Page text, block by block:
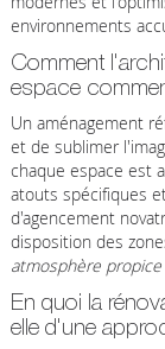
environnements
Comment
espace
Un aménagement
et de sublimer
chaque espace est
atouts spécifiques
d'agencement
disposition des
atmosphère
En quoi la
elle d'une